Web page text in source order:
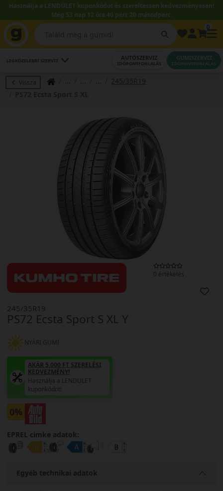
Használja a LENDÜLET kuponkódot és szereltessen kedvezményesen!
Még 53 nap 12 óra 40 perc 19 másodperc.
LEGKÖZELEBBI SZERVIZ AUTÓSZERVIZ
IDŐPONTFOGLALÁS
GUMISZERVIZ
IDŐPONTFOGLALÁS
Vissza
245/35R19
0 értékelés
PS72 Ecsta Sport S XL Y
245/35R19
NYÁRI GUMI
AKÁR 5.000 FT SZERELÉSI
KEDVEZMÉNY!
Használja a LENDÜLET
kuponkódot!
0%
EPREL cimke adatok:
Egyéb technikai adatok